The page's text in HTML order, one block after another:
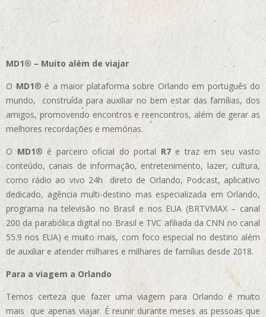
MD1® – Muito além de viajar
O MD1® é a maior plataforma sobre Orlando em português do
mundo, construída para auxiliar no bem estar das famílias, dos
amigos, promovendo encontros e reencontros, além de gerar as
melhores recordações e memórias.
OMD1® é parceiro oficial do portal R7e traz em seu vasto
conteúdo, canais de informação, entretenimento, lazer, cultura,
como rádio ao vivo 24h direto de Orlando, Podcast, aplicativo
dedicado, agência multi-destino mas especializada em Orlando,
programa na televisão no Brasil e nos EUA (BRTVMAX – canal
200 da parabólica digital no Brasil e TVC afiliada da CNN no canal
55.9 nos EUA) e muito mais, com foco especial no destino além
de auxiliar e atender milhares e milhares de famílias desde 2018.
Para a viagem a Orlando
Temos certeza que fazer uma viagem para Orlando é muito
mais que apenas viajar. É reunir durante meses as pessoas que